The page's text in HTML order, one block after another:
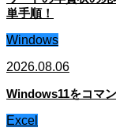
単手順！
Windows
2026.08.06
Windows11をコマ
Excel